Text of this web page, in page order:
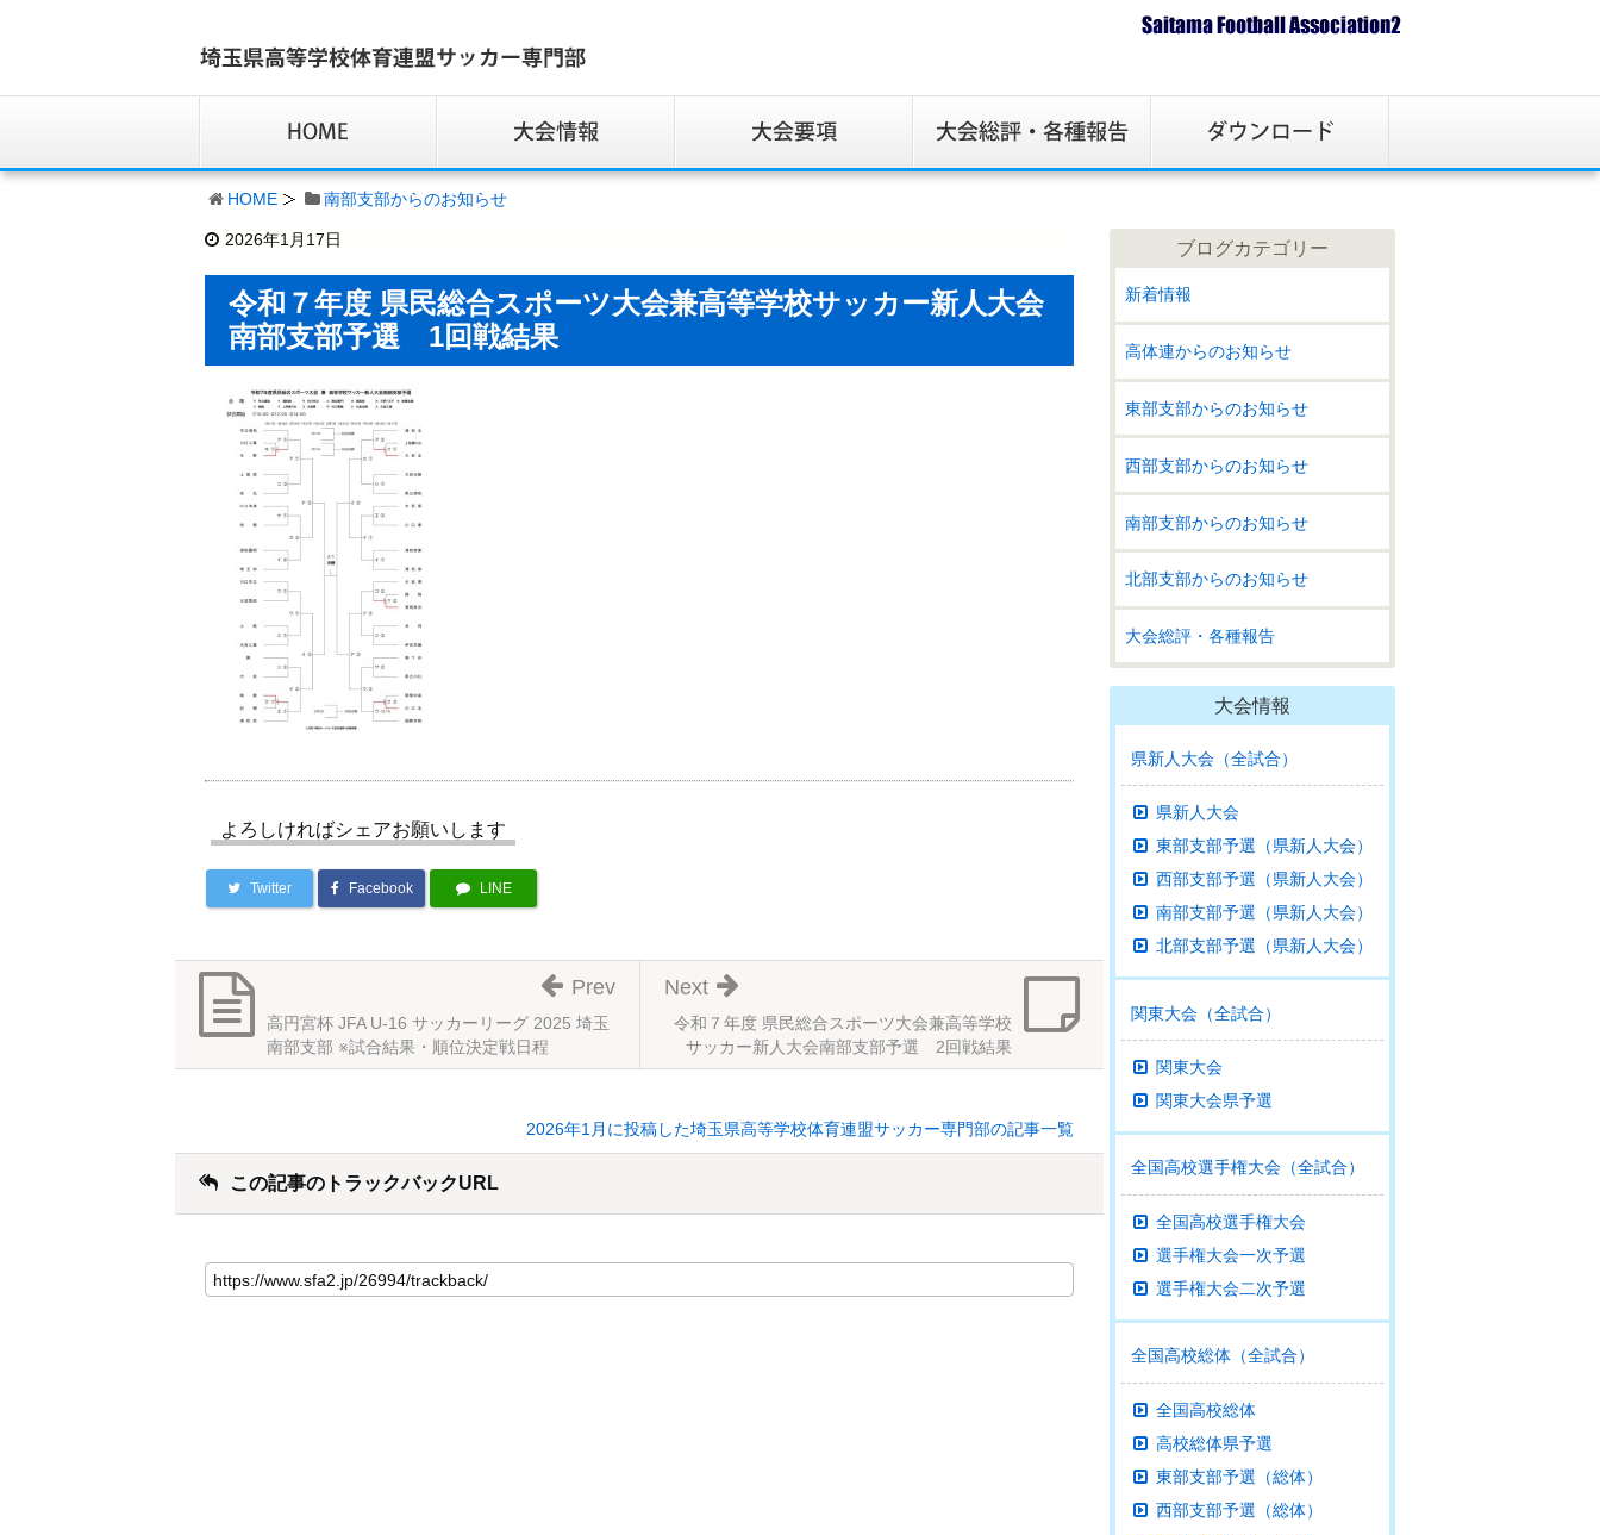
HOME 南部支部からのお知らせ
2026年1月17日
令和７年度 県民総合スポーツ大会兼高等学校サッカー新人大会
南部支部予選 1回戦結果
よろしければシェアお願いします
Twitter Facebook LINE
令和７年度 県民総合スポーツ大会兼高等学校
サッカー新人大会南部支部予選 2回戦結果
Next
高円宮杯 JFA U-16 サッカーリーグ 2025 埼玉
南部支部 ※試合結果・順位決定戦日程
Prev
2026年1月に投稿した埼玉県高等学校体育連盟サッカー専門部の記事一覧
この記事のトラックバックURL
ブログカテゴリー
新着情報
高体連からのお知らせ
東部支部からのお知らせ
西部支部からのお知らせ
南部支部からのお知らせ
北部支部からのお知らせ
大会総評・各種報告
大会情報
県新人大会（全試合）
県新人大会
東部支部予選（県新人大会）
西部支部予選（県新人大会）
南部支部予選（県新人大会）
北部支部予選（県新人大会）
関東大会（全試合）
関東大会
関東大会県予選
全国高校選手権大会（全試合）
全国高校選手権大会
選手権大会一次予選
選手権大会二次予選
全国高校総体（全試合）
全国高校総体
高校総体県予選
東部支部予選（総体）
西部支部予選（総体）